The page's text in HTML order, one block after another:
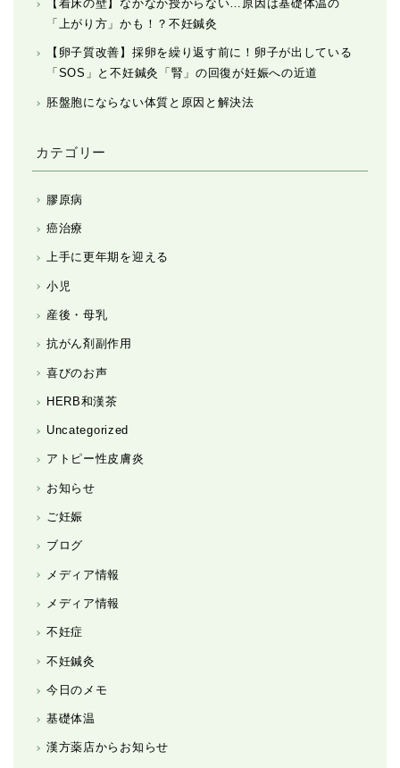
【着床の壁】なかなか授からない…原因は基礎体温の
「上がり方」かも！？不妊鍼灸
【卵子質改善】採卵を繰り返す前に！卵子が出している
「SOS」と不妊鍼灸「腎」の回復が妊娠への近道
胚盤胞にならない体質と原因と解決法
カテゴリー
膠原病
癌治療
上手に更年期を迎える
小児
産後・母乳
抗がん剤副作用
喜びのお声
HERB和漢茶
Uncategorized
アトピー性皮膚炎
お知らせ
ご妊娠
ブログ
メディア情報
メディア情報
不妊症
不妊鍼灸
今日のメモ
基礎体温
漢方薬店からお知らせ